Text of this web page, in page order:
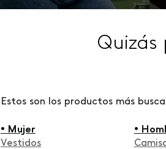
Estos son los productos más
• Mujer
Vestidos
•